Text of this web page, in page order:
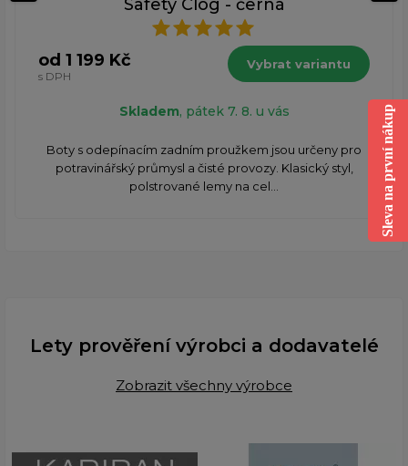
Safety Clog - černá
od 1 199 Kč
s DPH
Vybrat variantu
Skladem, pátek 7. 8. u vás
Boty s odepínacím zadním proužkem jsou určeny pro
potravinářský průmysl a čisté provozy. Klasický styl,
polstrované lemy na cel...
Lety prověření výrobci a dodavatelé
Zobrazit všechny výrobce
Sleva na první nákup